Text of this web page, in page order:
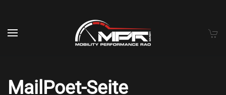
Skip to main content
MailPoet-Seite